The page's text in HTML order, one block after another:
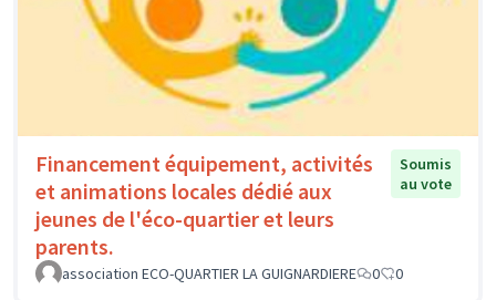
Financement équipement, activités
et animations locales dédié aux
jeunes de l'éco-quartier et leurs
parents.
Soumis
au vote
association ECO-QUARTIER LA GUIGNARDIERE 0 0